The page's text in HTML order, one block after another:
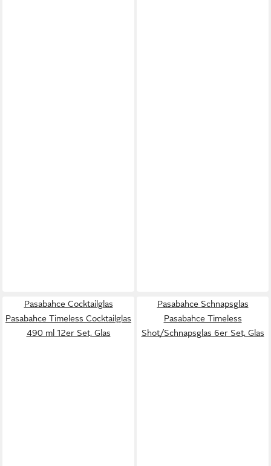
Pasabahce Cocktailglas
Pasabahce Timeless Cocktailglas
490 ml 12er Set, Glas
Pasabahce Schnapsglas
Pasabahce Timeless
Shot/Schnapsglas 6er Set, Glas